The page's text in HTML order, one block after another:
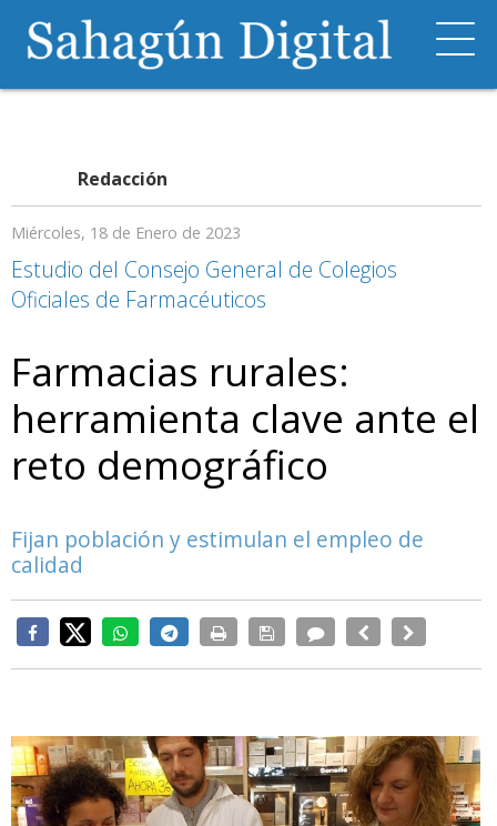
Redacción
Miércoles, 18 de Enero de 2023
Estudio del Consejo General de Colegios
Oficiales de Farmacéuticos
Farmacias rurales:
herramienta clave ante el
reto demográfico
Fijan población y estimulan el empleo de
calidad